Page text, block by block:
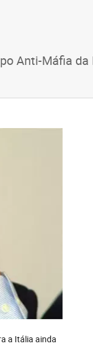
Anti-Máfia
a Itália ainda